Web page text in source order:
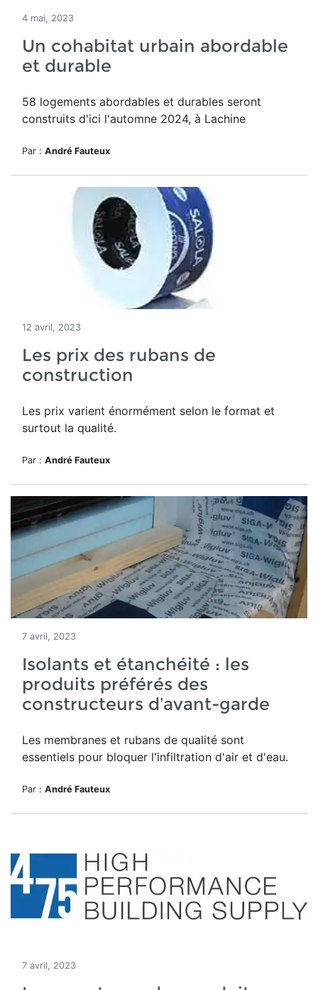
4 mai, 2023
Un cohabitat urbain abordable
et durable
58 logements abordables et durables seront
construits d'ici l'automne 2024, à Lachine
Par : André Fauteux
12 avril, 2023
Les prix des rubans de
construction
Les prix varient énormément selon le format et
surtout la qualité.
Par : André Fauteux
7 avril, 2023
Isolants et étanchéité : les
produits préférés des
constructeurs d’avant-garde
Les membranes et rubans de qualité sont
essentiels pour bloquer l'infiltration d'air et d'eau.
Par : André Fauteux
7 avril, 2023